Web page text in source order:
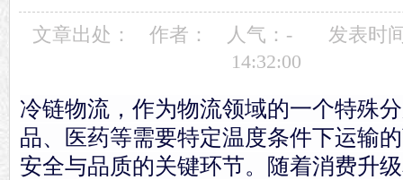
文章出处： 作者： 人气： -
发表时
14:32:00
冷链物流，作为物流领域的一个特殊
品、医药等需要特定温度条件下运输
安全与品质的关键环节。随着消费升